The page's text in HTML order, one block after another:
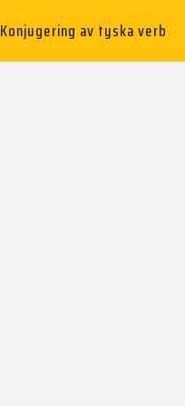
Konjugering av tyska verb